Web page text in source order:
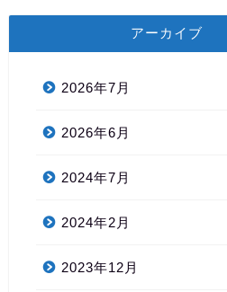
アーカイブ
2026年7月
2026年6月
2024年7月
2024年2月
2023年12月